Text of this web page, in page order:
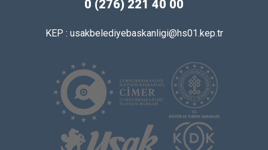
0 (276) 221 40 00
KEP : usakbelediyebaskanligi@hs01.kep.tr